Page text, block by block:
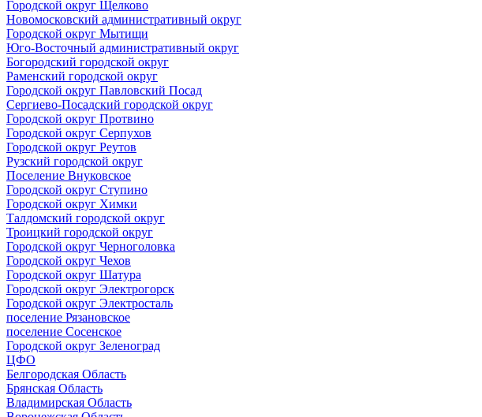
Городской округ Щелково
Новомосковский административный округ
Городской округ Мытищи
Юго-Восточный административный округ
Богородский городской округ
Раменский городской округ
Городской округ Павловский Посад
Сергиево-Посадский городской округ
Городской округ Протвино
Городской округ Серпухов
Городской округ Реутов
Рузский городской округ
Поселение Внуковское
Городской округ Ступино
Городской округ Химки
Талдомский городской округ
Троицкий городской округ
Городской округ Черноголовка
Городской округ Чехов
Городской округ Шатура
Городской округ Электрогорск
Городской округ Электросталь
поселение Рязановское
поселение Сосенское
Городской округ Зеленоград
ЦФО
Белгородская Область
Брянская Область
Владимирская Область